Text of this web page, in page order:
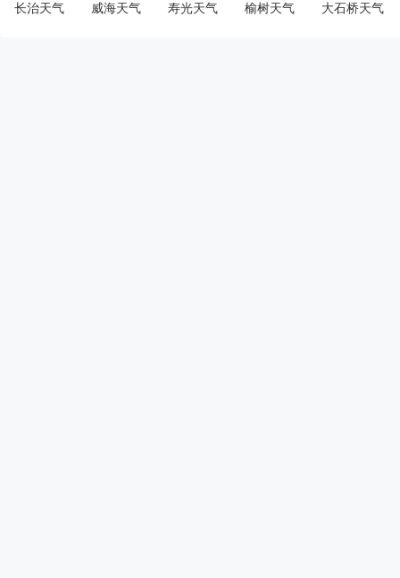
长治天气 威海天气 寿光天气 榆树天气 大石桥天气